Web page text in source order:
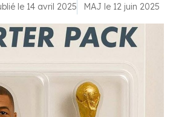
le 14 avril 2025 MAJ le 12 juin 2025